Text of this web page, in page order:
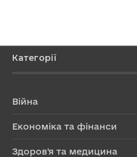
Категорії
Війна
Економіка та фінанси
Здоров'я та медицина